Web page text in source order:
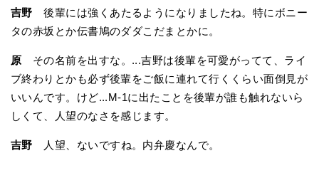
吉野 後輩には強くあたるようになりましたね。特にボニー
タの赤坂とか伝書鳩のダダこだまとかに。
原 その名前を出すな。...吉野は後輩を可愛がってて、ライ
ブ終わりとかも必ず後輩をご飯に連れて行くくらい面倒見が
いいんです。けど...M-1に出たことを後輩が誰も触れないら
しくて、人望のなさを感じます。
吉野 人望、ないですね。内弁慶なんで。